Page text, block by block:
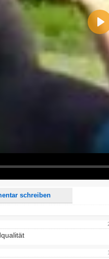
schreiben
aus Deinem Kommentar entfernt.
"www." oder "http://" in URLs
Seite weitere Kommentare erscheinen.